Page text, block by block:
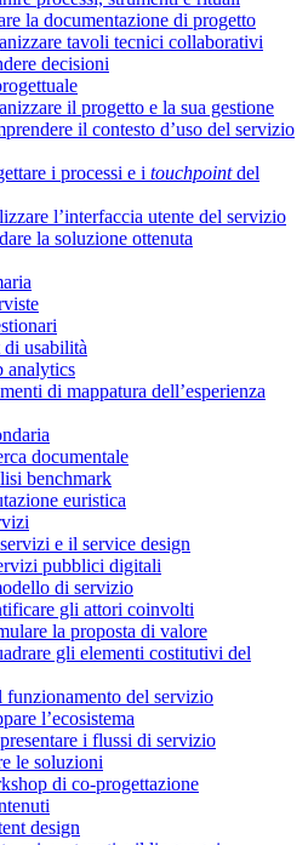
la documentazione di progetto
tavoli tecnici collaborativi
decisioni
il progetto e la sua gestione
il contesto d’uso del servizio
i processi e i touchpointdel
l’interfaccia utente del servizio
la soluzione ottenuta
di usabilità
analytics
di mappatura dell’esperienza
documentale
benchmark
euristica
e il service design
pubblici digitali
di servizio
gli attori coinvolti
la proposta di valore
gli elementi costitutivi del
funzionamento del servizio
l’ecosistema
i flussi di servizio
le soluzioni
di co-progettazione
design